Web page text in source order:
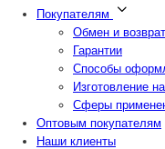
Покупателям
Обмен и возврат
Гарантии
Способы
Изготовление
Сферы
Оптовым покупателям
Наши клиенты